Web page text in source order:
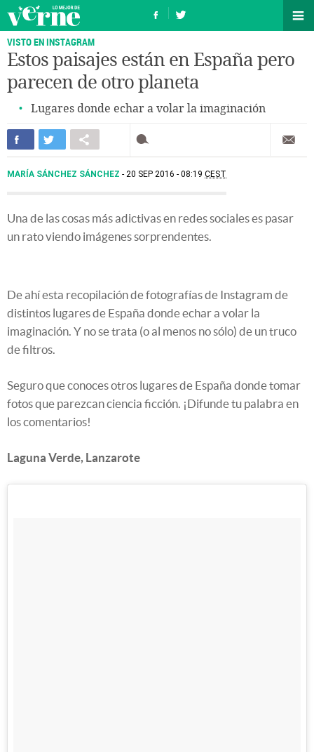
VISTO EN INSTAGRAM
Estos paisajes están en España pero
parecen de otro planeta
Lugares donde echar a volar la imaginación
MARÍA SÁNCHEZ SÁNCHEZ 20 SEP 2016 - 08:19 CEST
Una de las cosas más adictivas en redes sociales es pasar
un rato viendo imágenes sorprendentes.
De ahí esta recopilación de fotografías de Instagram de
distintos lugares de España donde echar a volar la
imaginación. Y no se trata (o al menos no sólo) de un truco
de filtros.
Seguro que conoces otros lugares de España donde tomar
fotos que parezcan ciencia ficción. ¡Difunde tu palabra en
los comentarios!
Laguna Verde, Lanzarote